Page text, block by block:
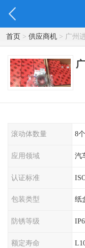
首页> 供应商机> 广州
滚动体数量 8个
应用领域 汽
认证标准
包装类型 纸
防锈等级
额定寿命